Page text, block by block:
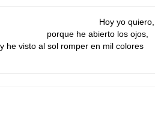
Hoy yo quiero,
porque he abierto los ojos,
al sol romper en mil colores